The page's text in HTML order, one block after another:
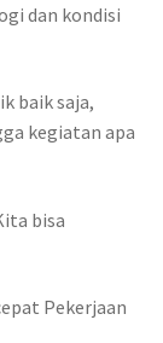
dan kondisi
baik saja,
kegiatan apa
bisa
Pekerjaan